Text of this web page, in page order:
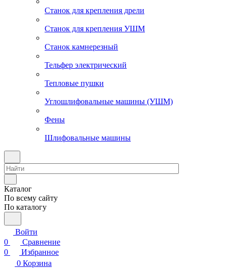
Станок для крепления дрели
Станок для крепления УШМ
Станок камнерезный
Тельфер электрический
Тепловые пушки
Углошлифовальные машины (УШМ)
Фены
Шлифовальные машины
Каталог
По всему сайту
По каталогу
Войти
0
Сравнение
0
Избранное
0 Корзина